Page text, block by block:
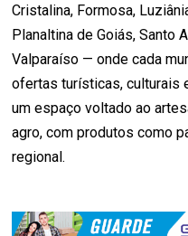
Cristalina, Formosa,
Planaltina de Goiás, Santo
Valparaíso — onde cada
ofertas turísticas, culturais
um espaço voltado ao
agro, com produtos como
regional.